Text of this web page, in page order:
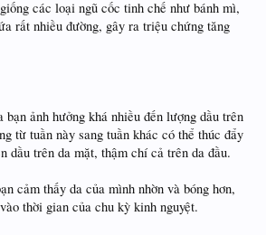
các loại ngũ cốc tinh chế như bánh mì,
rất nhiều đường, gây ra triệu chứng tăng
bạn ảnh hưởng khá nhiều đến lượng dầu trên
từ tuần này sang tuần khác có thể thúc đẩy
dầu trên da mặt, thậm chí cả trên da đầu.
cảm thấy da của mình nhờn và bóng hơn,
thời gian của chu kỳ kinh nguyệt.